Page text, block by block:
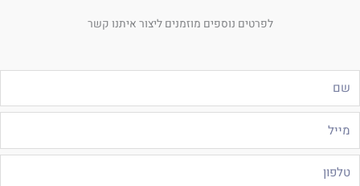
לפרטים נוספים מוזמנים ליצור איתנו קשר